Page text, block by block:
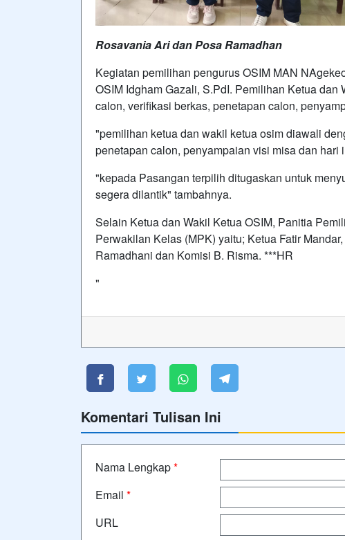
Rosavania Ari dan Posa Ramadhan
Kegiatan pemilihan pengurus OSIM MAN
OSIM Idgham Gazali, S.PdI. Pemilihan Ketua
calon, verifikasi berkas, penetapan calon,
"pemilihan ketua dan wakil ketua osim diawali
penetapan calon, penyampaian visi misa dan
"kepada Pasangan terpilih ditugaskan untuk
segera dilantik" tambahnya.
Selain Ketua dan Wakil Ketua OSIM, Panitia
Perwakilan Kelas (MPK) yaitu; Ketua Fatir
Ramadhani dan Komisi B. Risma. ***HR
"
Komentari Tulisan Ini
Nama Lengkap*
Email *
URL